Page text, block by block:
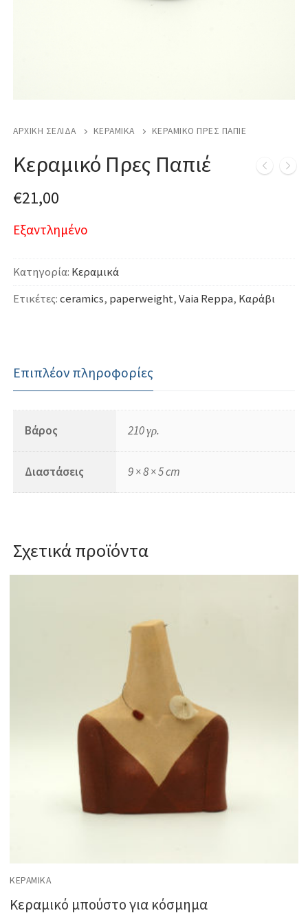
ΑΡΧΙΚΉ ΣΕΛΊΔΑ ΚΕΡΑΜΙΚΆ ΚΕΡΑΜΙΚΌ ΠΡΕΣ ΠΑΠΙΈ
Κεραμικό Πρες Παπιέ
€21,00
Εξαντλημένο
Κατηγορία: Κεραμικά
Ετικέτες:ceramics, paperweight,Vaia Reppa, Καράβι
Επιπλέον πληροφορίες
Βάρος 210 γρ.
Διαστάσεις 9 × 8 × 5 cm
Σχετικά προϊόντα
ΚΕΡΑΜΙΚΆ
Κεραμικό μπούστο για κόσμημα